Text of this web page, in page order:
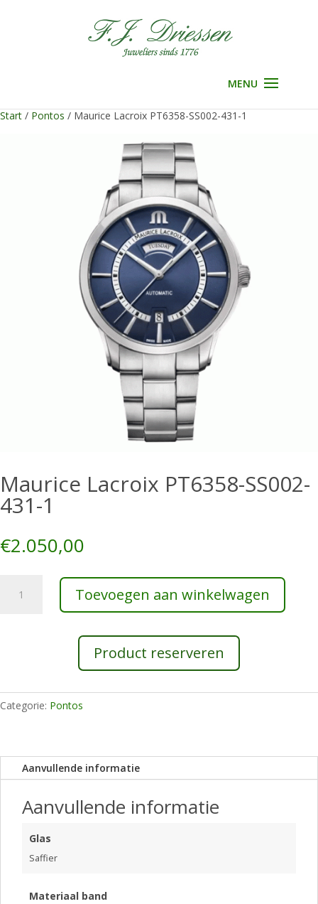
Start / Pontos / Maurice Lacroix PT6358-SS002-431-1
Maurice Lacroix PT6358-SS002-
431-1
€2.050,00
Lacroix
Toevoegen aan winkelwagen
Product reserveren
Categorie: Pontos
Aanvullende informatie
Aanvullende informatie
Glas
Saffier
Materiaal band